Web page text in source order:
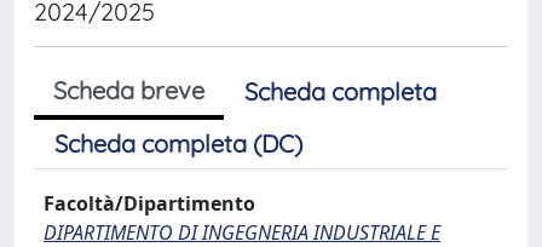
2024/2025
Scheda breve
Scheda completa
Scheda completa (DC)
Facoltà/Dipartimento
DIPARTIMENTO DI INGEGNERIA INDUSTRIALE E